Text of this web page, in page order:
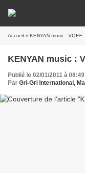
Accueil » KENYAN music : VQEE
KENYAN music :
Publié le 02/01/2011 à 08:49
Par Gri-Gri International, Ma